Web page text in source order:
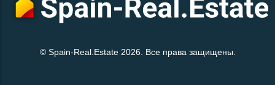
© Spain-Real.Estate 2026. Все права защищены.